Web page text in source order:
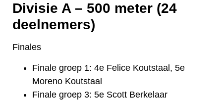
Divisie A – 500 meter (24
deelnemers)
Finales
Finale groep 1: 4e Felice Koutstaal, 5e
Moreno Koutstaal
Finale groep 3: 5e Scott Berkelaar